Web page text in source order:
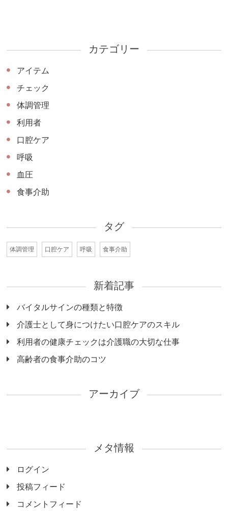
カテゴリー
アイテム
チェック
体調管理
利用者
口腔ケア
呼吸
血圧
食事介助
タグ
体調管理 口腔ケア 呼吸 食事介助
新着記事
バイタルサインの種類と特徴
介護士として身につけたい口腔ケアのスキル
利用者の健康チェックは介護職の大切な仕事
高齢者の食事介助のコツ
アーカイブ
メタ情報
ログイン
投稿フィード
コメントフィード